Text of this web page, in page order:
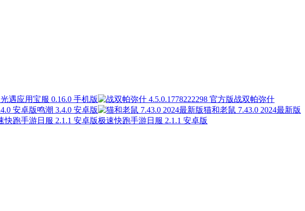
光遇应用宝服 0.16.0 手机版
战双帕弥什
鸣潮 3.4.0 安卓版
猫和老鼠 7.43.0 2024最新版
极速快跑手游日服 2.1.1 安卓版